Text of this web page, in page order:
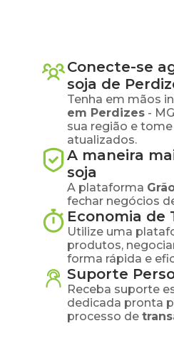
Conecte-se
soja de
Tenha em mãos
em Perdizes - MG
sua região e
atualizados.
A maneira
soja
A plataforma
fechar negócios
Economia de
Utilize uma
produtos,
forma rápida e
Suporte
Receba suporte
dedicada pronta
processo de